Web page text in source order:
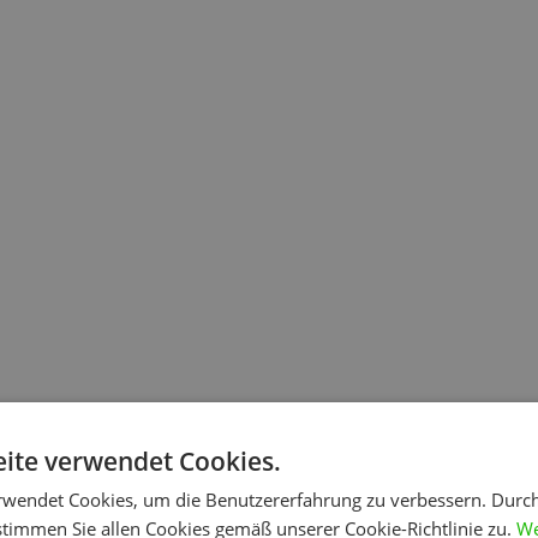
mit einem Produkt. Das Benutzererlebnis bezieht alle
Zugänglichkeit und Anwendungsfreude optimiert
verwendet Cookies.
Cookies, um die Benutzererfahrung zu verbessern.
Sie allen Cookies gemäß unserer Cookie-Richtlinie zu.